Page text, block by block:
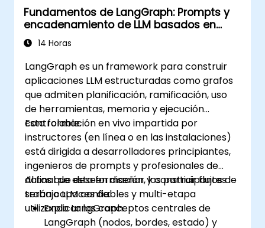
Fundamentos de LangGraph: Prompts y
encadenamiento de LLM basados en
grafos14 Horas
LangGraph es un framework para construir
aplicaciones LLM estructuradas como grafos
que admiten planificación, ramificación, uso
de herramientas, memoria y ejecución
controlable.
Esta formación en vivo impartida por
instructores (en línea o en las instalaciones)
está dirigida a desarrolladores principiantes,
ingenieros de prompts y profesionales de
datos que deseen diseñar y construir flujos de
trabajo LLM confiables y multi-etapa
utilizando LangGraph.
Al final de esta formación, los participantes
serán capaces de:
Explicar los conceptos centrales de
LangGraph (nodos, bordes, estado) y